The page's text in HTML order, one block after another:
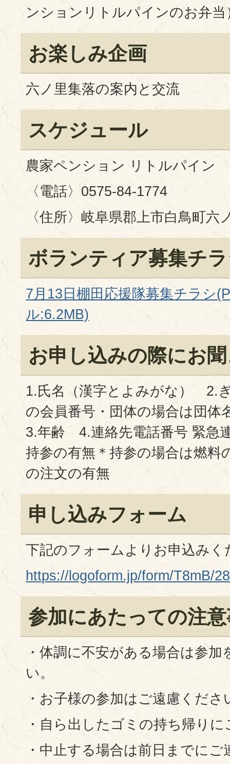
ンションリトルパインのお弁当
お楽しみ企画
六ノ里集落の案内と交流
スケジュール
農家ペンション リトルパイン
〈電話〉0575-84-1774
〈住所〉岐阜県郡上市白鳥町六
ボランティア募集チ
7月13日棚田応援隊募集チラシ
ル:6.2MB)
お申し込みの際にお
1.氏名（漢字とよみがな） 2.
の会員番号・団体の場合は団
3.年齢 4.連絡先電話番号 緊急
持参の有無＊持参の場合は燃
の注文の有無
申し込みフォーム
下記のフォームよりお申込みく
https://logoform.jp/form/T8mB/
参加にあたっての注
・体調に不安がある場合は参
い。
・お子様の参加はご遠慮くださ
・自ら出したゴミの持ち帰り
・中止する場合は前日までに